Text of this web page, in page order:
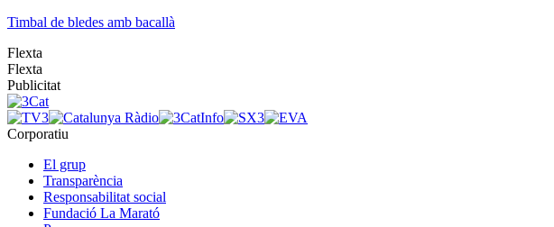
Timbal de bledes amb bacallà
Flexta
Flexta
Publicitat
Corporatiu
El grup
Transparència
Responsabilitat social
Fundació La Marató